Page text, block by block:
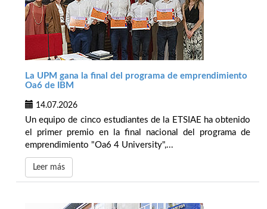
La UPM gana la final del programa de emprendimiento
Oa6 de IBM
14.07.2026
Un equipo de cinco estudiantes de la ETSIAE ha obtenido
el primer premio en la final nacional del programa de
emprendimiento "Oa6 4 University",...
Leer más